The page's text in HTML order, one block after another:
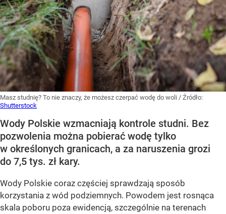
Masz studnię? To nie znaczy, że możesz czerpać wodę do woli / Źródło:
Shutterstock
Wody Polskie wzmacniają kontrole studni. Bez
pozwolenia można pobierać wodę tylko
w określonych granicach, a za naruszenia grozi
do 7,5 tys. zł kary.
Wody Polskie coraz częściej sprawdzają sposób
korzystania z wód podziemnych. Powodem jest rosnąca
skala poboru poza ewidencją, szczególnie na terenach